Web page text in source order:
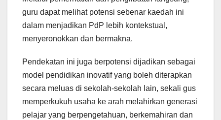
guru dapat melihat potensi sebenar kaedah ini
dalam menjadikan PdP lebih kontekstual,
menyeronokkan dan bermakna.
Pendekatan ini juga berpotensi dijadikan sebagai
model pendidikan inovatif yang boleh diterapkan
secara meluas di sekolah-sekolah lain, sekali gus
memperkukuh usaha ke arah melahirkan generasi
pelajar yang berpengetahuan, berkemahiran dan